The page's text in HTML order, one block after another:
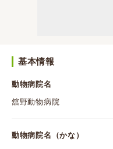
基本情報
動物病院名
舘野動物病院
動物病院名（かな）